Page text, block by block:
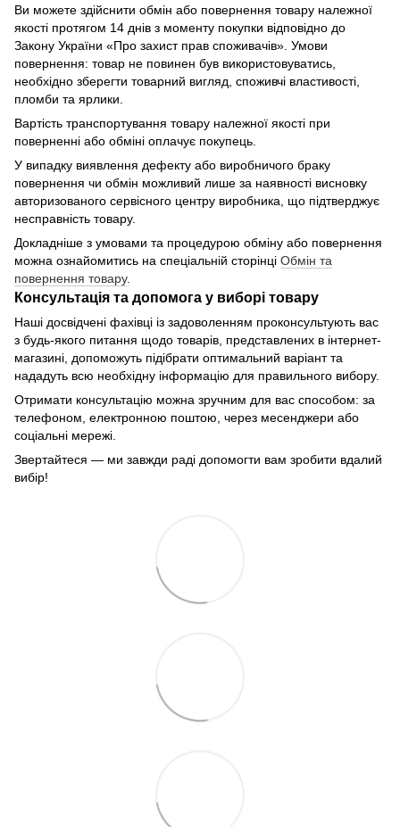
Ви можете здійснити обмін або повернення товару належної
якості протягом 14 днів з моменту покупки відповідно до
Закону України «Про захист прав споживачів». Умови
повернення: товар не повинен був використовуватись,
необхідно зберегти товарний вигляд, споживчі властивості,
пломби та ярлики.
Вартість транспортування товару належної якості при
поверненні або обміні оплачує покупець.
У випадку виявлення дефекту або виробничого браку
повернення чи обмін можливий лише за наявності висновку
авторизованого сервісного центру виробника, що підтверджує
несправність товару.
Докладніше з умовами та процедурою обміну або повернення
можна ознайомитись на спеціальній сторінці Обмін та
повернення товару.
Консультація та допомога у виборі товару
Наші досвідчені фахівці із задоволенням проконсультують вас
з будь-якого питання щодо товарів, представлених в інтернет-
магазині, допоможуть підібрати оптимальний варіант та
нададуть всю необхідну інформацію для правильного вибору.
Отримати консультацію можна зручним для вас способом: за
телефоном, електронною поштою, через месенджери або
соціальні мережі.
Звертайтеся — ми завжди раді допомогти вам зробити вдалий
вибір!